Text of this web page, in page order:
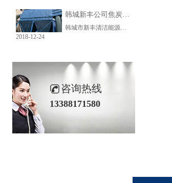
韩城新丰公司焦炭输送线除尘工程完美收官
韩城市新丰清洁能源科技有限公司隶属于上市公司黑猫焦化，焦炭输送线除尘系统于近期完美收官。该输送线共计500多米长，通过布置在高空走廊里的输送皮带连接为一条完整的生产线，过程分为投料、破碎、筛分、传送等工艺。整条输送线分四个转运站、两条分流线，将制备好的焦炭送入煤气生产工段。各个工艺阶段均有大量焦炭粉尘产生，这不仅严重影响现场职业卫生，而且因产尘点高，污染面覆盖范围广。
2018-12-24
咨询热线
13388171580